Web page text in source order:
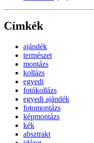
Címkék
ajándék
természet
montázs
kollázs
egyedi
fotókollázs
egyedi ajándék
fotomontázs
képmontázs
kék
absztrakt